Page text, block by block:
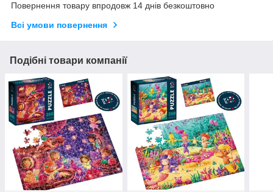
Повернення товару впродовж 14 днів безкоштовно
Всі умови повернення
Подібні товари компанії